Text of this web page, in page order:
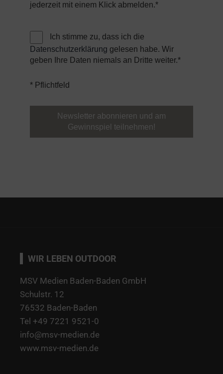
jederzeit mit einem Klick abmelden.*
Ich stimme zu, dass ich die
Datenschutzerklärung gelesen habe. Wir
geben Ihre Daten niemals an Dritte weiter.*
* Pflichtfeld
WIR LEBEN OUTDOOR
MSV Medien Baden-Baden GmbH
Schulstr. 12
76532 Baden-Baden
Tel +49 7221 9521-0
info@msv-medien.de
www.msv-medien.de